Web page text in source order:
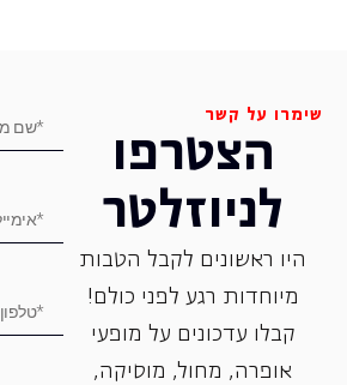
שימרו על קשר
הצטרפו
לניוזלטר
היו ראשונים לקבל הטבות
מיוחדות רגע לפני כולם!
קבלו עדכונים על מופעי
אופרה, ‏מחול, ‏מוסיקה,